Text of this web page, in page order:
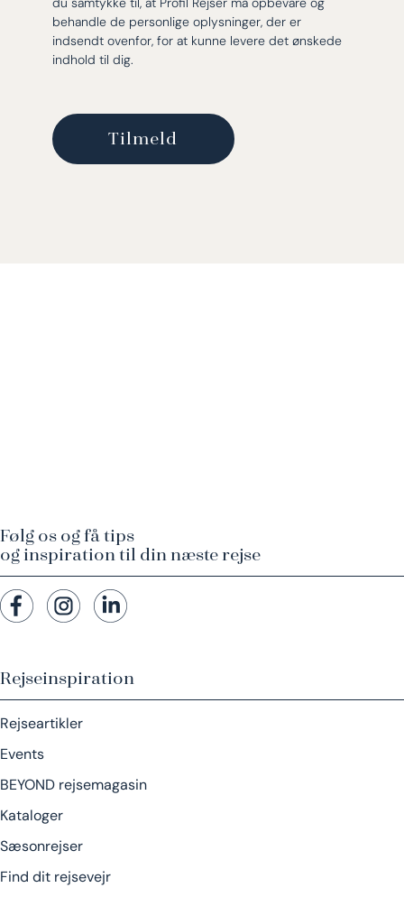
behandle de personlige oplysninger, der er
indsendt ovenfor, for at kunne levere det ønskede
indhold til dig.
Rejseinspiration
Rejseartikler
Events
BEYOND rejsemagasin
Kataloger
Sæsonrejser
Find dit rejsevejr
Følg os og få tips
og inspiration til din næste rejse